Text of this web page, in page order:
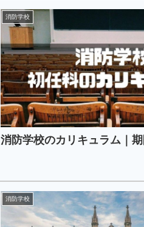
消防学校
消防学校のカリキュラム｜
消防学校